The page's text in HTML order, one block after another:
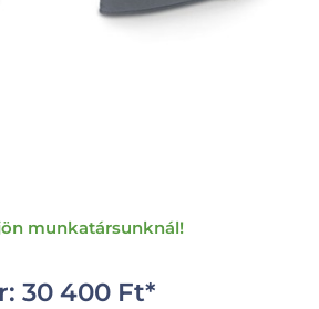
munkatársunknál!
30 400 Ft*